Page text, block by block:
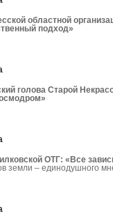
областной
подход»
голова Старой
ОТГ: «Все
земли – единодушного